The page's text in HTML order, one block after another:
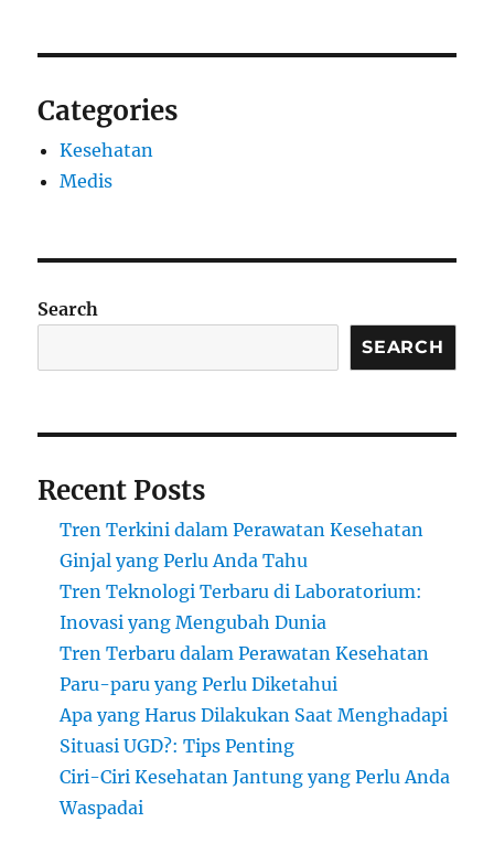
Categories
Kesehatan
Medis
Search
SEARCH
Recent Posts
Tren Terkini dalam Perawatan Kesehatan
Ginjal yang Perlu Anda Tahu
Tren Teknologi Terbaru di Laboratorium:
Inovasi yang Mengubah Dunia
Tren Terbaru dalam Perawatan Kesehatan
Paru-paru yang Perlu Diketahui
Apa yang Harus Dilakukan Saat Menghadapi
Situasi UGD?: Tips Penting
Ciri-Ciri Kesehatan Jantung yang Perlu Anda
Waspadai